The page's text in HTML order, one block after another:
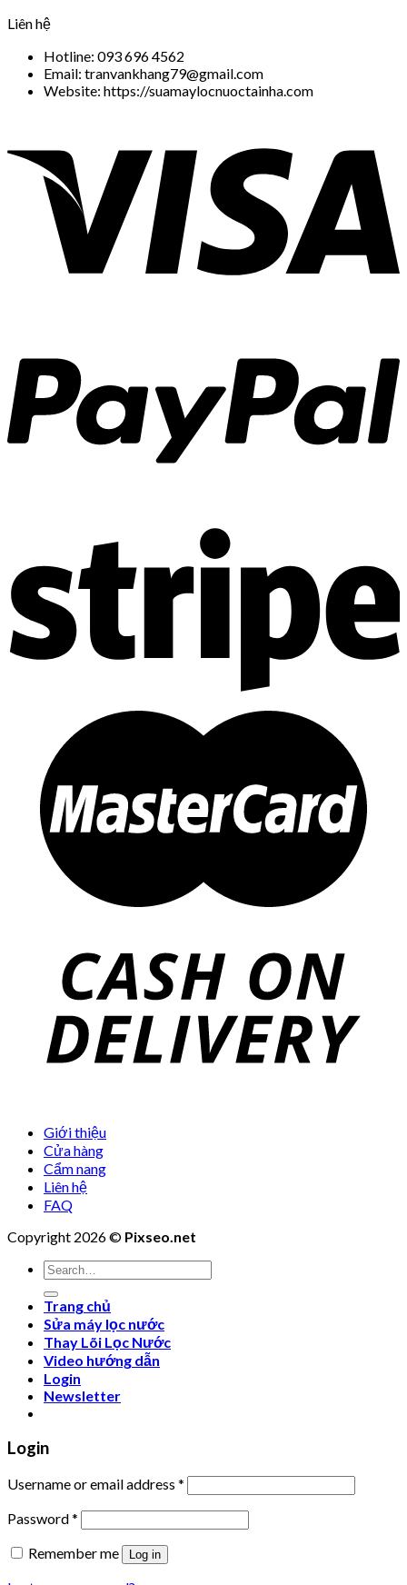
Liên hệ
Hotline: 093 696 4562
Email: tranvankhang79@gmail.com
Website: https://suamaylocnuoctainha.com
Giới thiệu
Cửa hàng
Cẩm nang
Liên hệ
FAQ
Copyright 2026 © Pixseo.net
Search
for:
Trang chủ
Sửa máy lọc nước
Thay Lõi Lọc Nước
Video hướng dẫn
Login
Newsletter
Login
Username or email address *
Password*
Remember me
Log in